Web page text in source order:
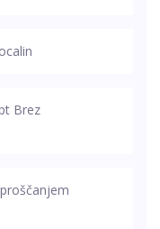
Brez